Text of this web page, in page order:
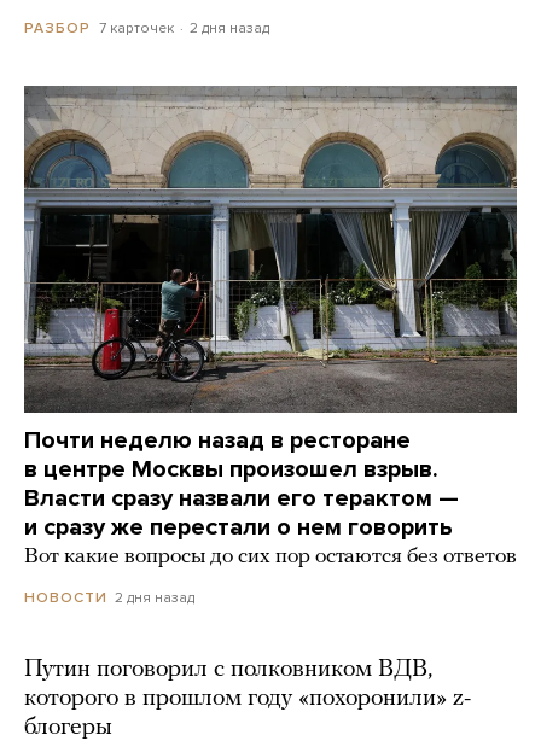
РАЗБОР 7 карточек 2 дня назад
Почти неделю назад в ресторане
в центре Москвы произошел взрыв.
Власти сразу назвали его терактом —
и сразу же перестали о нем говорить
Вот какие вопросы до сих пор остаются без ответов
НОВОСТИ 2 дня назад
Путин поговорил с полковником ВДВ,
которого в прошлом году «похоронили» z-
блогеры